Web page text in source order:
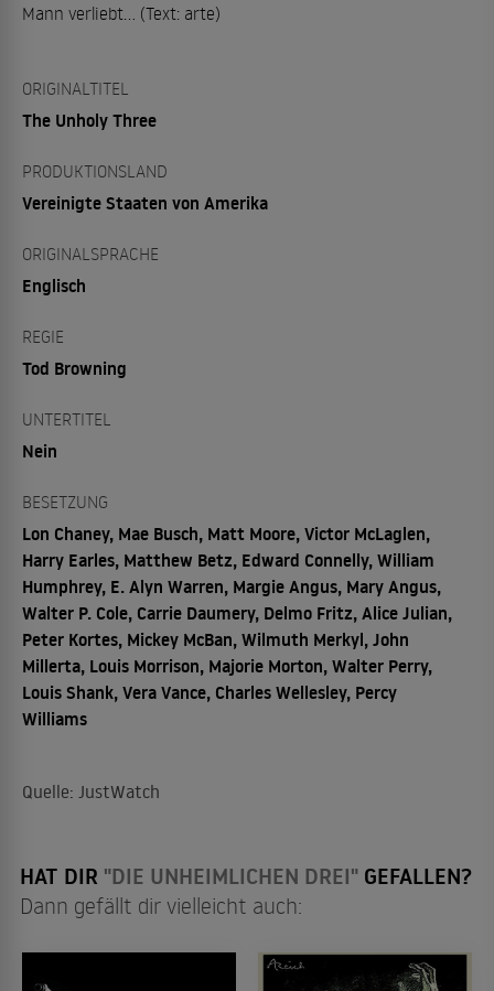
Mann verliebt… (Text: arte)
ORIGINALTITEL
The Unholy Three
PRODUKTIONSLAND
Vereinigte Staaten von Amerika
ORIGINALSPRACHE
Englisch
REGIE
Tod Browning
UNTERTITEL
Nein
BESETZUNG
Lon Chaney, Mae Busch, Matt Moore, Victor McLaglen,
Harry Earles, Matthew Betz, Edward Connelly, William
Humphrey, E. Alyn Warren, Margie Angus, Mary Angus,
Walter P. Cole, Carrie Daumery, Delmo Fritz, Alice Julian,
Peter Kortes, Mickey McBan, Wilmuth Merkyl, John
Millerta, Louis Morrison, Majorie Morton, Walter Perry,
Louis Shank, Vera Vance, Charles Wellesley, Percy
Williams
Quelle: JustWatch
HAT DIR "DIE UNHEIMLICHEN DREI" GEFALLEN?
Dann gefällt dir vielleicht auch: